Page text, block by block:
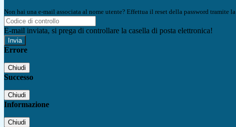
Non hai una e-mail associata al nome utente? Effettua il reset della password tramite la
E-mail inviata, si prega di controllare la casella di posta elettronica!
Errore
Chiudi
Successo
Chiudi
Informazione
Chiudi